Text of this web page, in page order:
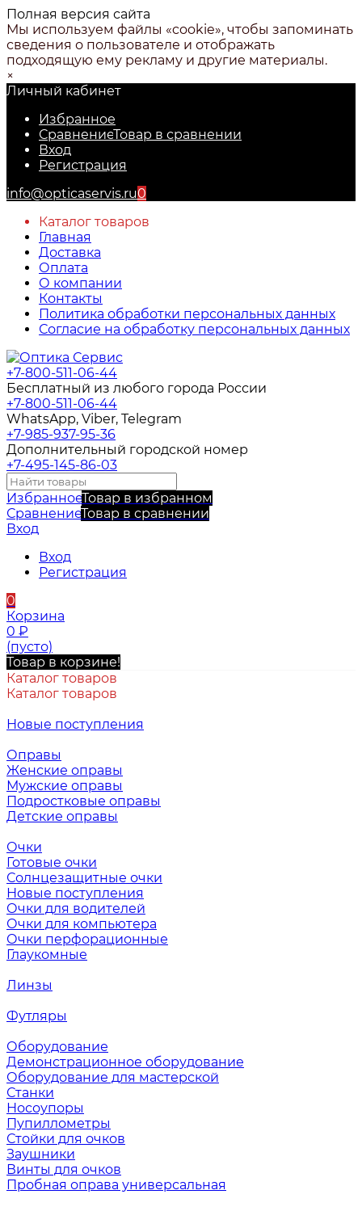
Полная версия сайта
Мы используем файлы «cookie», чтобы запоминать
сведения о пользователе и отображать
подходящую ему рекламу и другие материалы.
×
Личный кабинет
Избранное
СравнениеТовар в сравнении
Вход
Регистрация
info@opticaservis.ru0
Каталог товаров
Главная
Доставка
Оплата
О компании
Контакты
Политика обработки персональных данных
Согласие на обработку персональных данных
+7-800-511-06-44
Бесплатный из любого города России
+7-800-511-06-44
WhatsApp, Viber, Telegram
+7-985-937-95-36
Дополнительный городской номер
+7-495-145-86-03
ИзбранноеТовар в избранном
СравнениеТовар в сравнении
Вход
Вход
Регистрация
0
Корзина
0 ₽
(пусто)
Товар в корзине!
Каталог товаров
Каталог товаров
Новые поступления
Оправы
Женские оправы
Мужские оправы
Подростковые оправы
Детские оправы
Очки
Готовые очки
Солнцезащитные очки
Новые поступления
Очки для водителей
Очки для компьютера
Очки перфорационные
Глаукомные
Линзы
Футляры
Оборудование
Демонстрационное оборудование
Оборудование для мастерской
Станки
Носоупоры
Пупиллометры
Стойки для очков
Заушники
Винты для очков
Пробная оправа универсальная